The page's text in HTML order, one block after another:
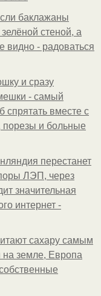
баклажаны
стеной, а
видно - радоваться
и сразу
- самый
спрятать вместе с
порезы и больные
перестанет
ЛЭП, через
значительная
интернет -
сахару самым
земле, Европа